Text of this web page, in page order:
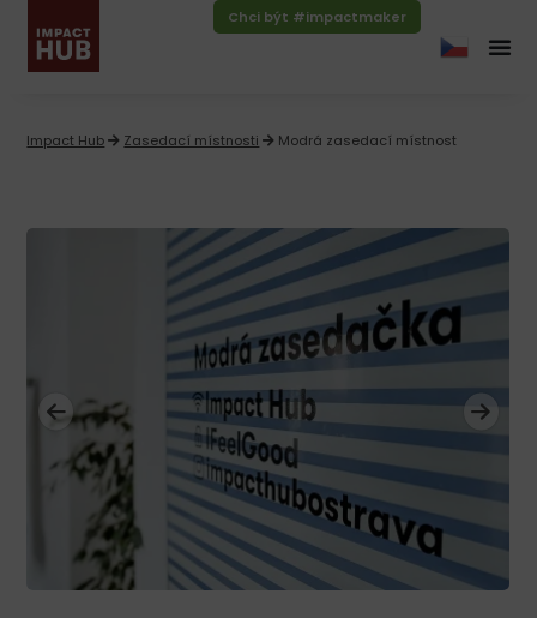
Chci být #impactmaker
Impact Hub Zasedací místnosti Modrá zasedací místnost